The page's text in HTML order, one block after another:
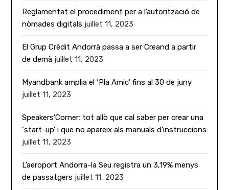
Reglamentat el procediment per a l’autorització de
nòmades digitals juillet 11, 2023
El Grup Crèdit Andorrà passa a ser Creand a partir
de demà juillet 11, 2023
Myandbank amplia el ‘Pla Amic’ fins al 30 de juny
juillet 11, 2023
Speakers’Corner: tot allò que cal saber per crear una
‘start-up’ i que no apareix als manuals d’instruccions
juillet 11, 2023
L’aeroport Andorra-la Seu registra un 3,19% menys
de passatgers juillet 11, 2023